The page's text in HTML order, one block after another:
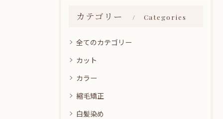
カテゴリー Categories
全てのカテゴリー
カット
カラー
縮毛矯正
白髪染め